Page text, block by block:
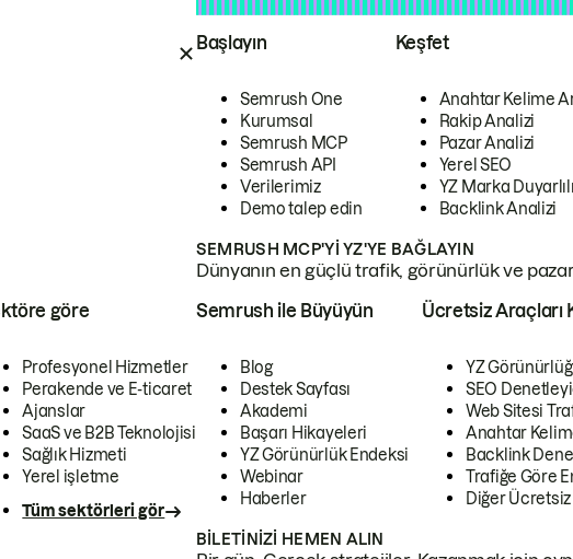
Başlayın
Semrush One
Kurumsal
Semrush MCP
Semrush API
Verilerimiz
Demo talep edin
Keşfet
Anahtar Kelime
Rakip Analizi
Pazar Analizi
Yerel SEO
YZ Marka
Backlink Analizi
SEMRUSH MCP'YI YZ'YE BAĞLAYIN
Dünyanın en güçlü trafik, görünürlük ve
göre
Profesyonel Hizmetler
Perakende ve E-ticaret
Ajanslar
SaaS ve B2B Teknolojisi
Sağlık Hizmeti
Yerel işletme
Tüm sektörleri gör
Semrush ile Büyüyün
Blog
Destek Sayfası
Akademi
Başarı Hikayeleri
YZ Görünürlük Endeksi
Webinar
Haberler
Ücretsiz Araçları
YZ
SEO
Web Sitesi
Anahtar
Backlink
Trafiğe Göre
Diğer
BILETINIZI HEMEN ALIN